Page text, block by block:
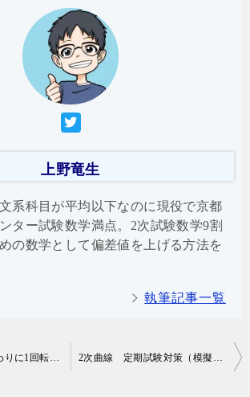
上野竜生
系科目が平均以下なのに現役で京都
ター試験数学満点。2次試験数学9割
の数学として偏差値を上げる方法を
執筆記事一覧
立方体を対角線まわりに1回転させてできる回転体の体積 2次曲線 定期試験対策（模擬試験）